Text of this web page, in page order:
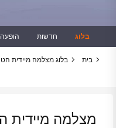
הופעה חדשות בלוג
בית בלוג